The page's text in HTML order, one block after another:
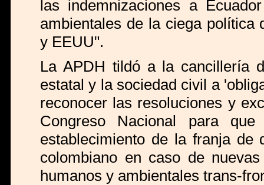
las indemnizaciones a
ambientales de la ciega política
y EEUU".
La APDH tildó a la cancillería
estatal y la sociedad civil a
reconocer las resoluciones y
Congreso Nacional para
establecimiento de la franja de
colombiano en caso de
humanos y ambientales trans-